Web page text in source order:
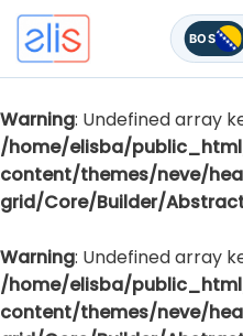
BOS
Skip
to
content
Warning: Undefined array
/home/elisba/
content/themes/neve/
grid/Core/Builder/
Warning: Undefined array
/home/elisba/
content/themes/neve/